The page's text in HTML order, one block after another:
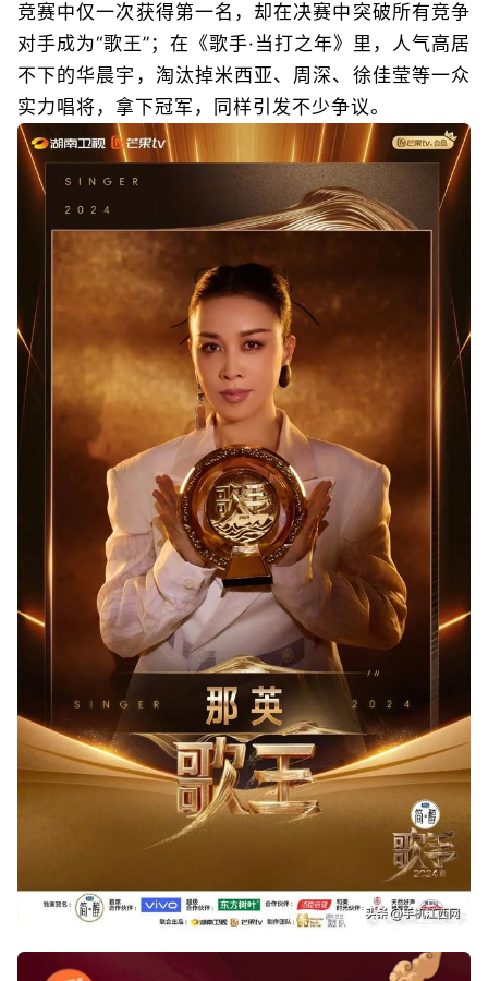
竞赛中仅一次获得第一名，却在决赛中突破所有竞争
对手成为“歌王”；在《歌手·当打之年》里，人气高居
不下的华晨宇，淘汰掉米西亚、周深、徐佳莹等一众
实力唱将，拿下冠军，同样引发不少争议。